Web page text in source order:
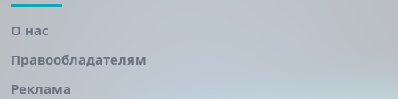
О нас
Правообладателям
Реклама